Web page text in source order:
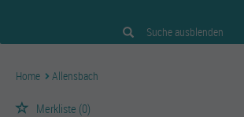
Suche ausblenden
Home Allensbach
Merkliste (0)